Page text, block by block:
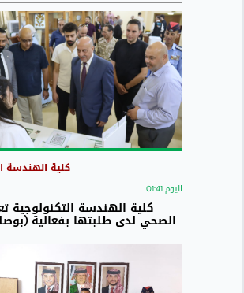
كلية الهندسة
اليوم 01:41
كلية الهندسة التكنولوجية
الصحي لدى طلبتها بفعالية